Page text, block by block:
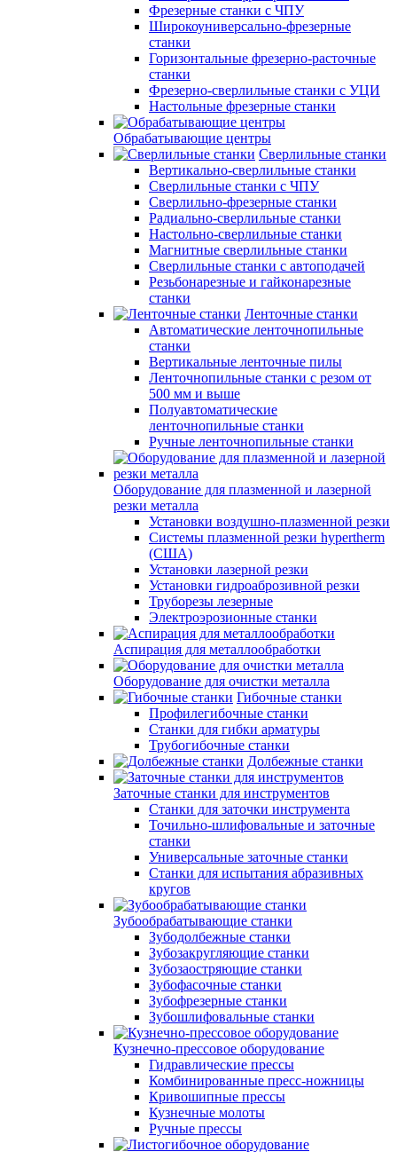
Фрезерные станки с ЧПУ
Широкоуниверсально-фрезерные
станки
Горизонтальные фрезерно-расточные
станки
Фрезерно-сверлильные станки с УЦИ
Настольные фрезерные станки
Обрабатывающие центры
Сверлильные станки
Вертикально-сверлильные станки
Сверлильные станки с ЧПУ
Сверлильно-фрезерные станки
Радиально-сверлильные станки
Настольно-сверлильные станки
Магнитные сверлильные станки
Сверлильные станки с автоподачей
Резьбонарезные и гайконарезные
станки
Ленточные станки
Автоматические ленточнопильные
станки
Вертикальные ленточные пилы
Ленточнопильные станки с резом от
500 мм и выше
Полуавтоматические
ленточнопильные станки
Ручные ленточнопильные станки
Оборудование для плазменной и лазерной
резки металла
Установки воздушно-плазменной резки
Системы плазменной резки hypertherm
(США)
Установки лазерной резки
Установки гидроаброзивной резки
Труборезы лезерные
Электроэрозионные станки
Аспирация для металлообработки
Оборудование для очистки металла
Гибочные станки
Профилегибочные станки
Станки для гибки арматуры
Трубогибочные станки
Долбежные станки
Заточные станки для инструментов
Станки для заточки инструмента
Точильно-шлифовальные и заточные
станки
Универсальные заточные станки
Станки для испытания абразивных
кругов
Зубообрабатывающие станки
Зубодолбежные станки
Зубозакругляющие станки
Зубозаостряющие станки
Зубофасочные станки
Зубофрезерные станки
Зубошлифовальные станки
Кузнечно-прессовое оборудование
Гидравлические прессы
Комбинированные пресс-ножницы
Кривошипные прессы
Кузнечные молоты
Ручные прессы